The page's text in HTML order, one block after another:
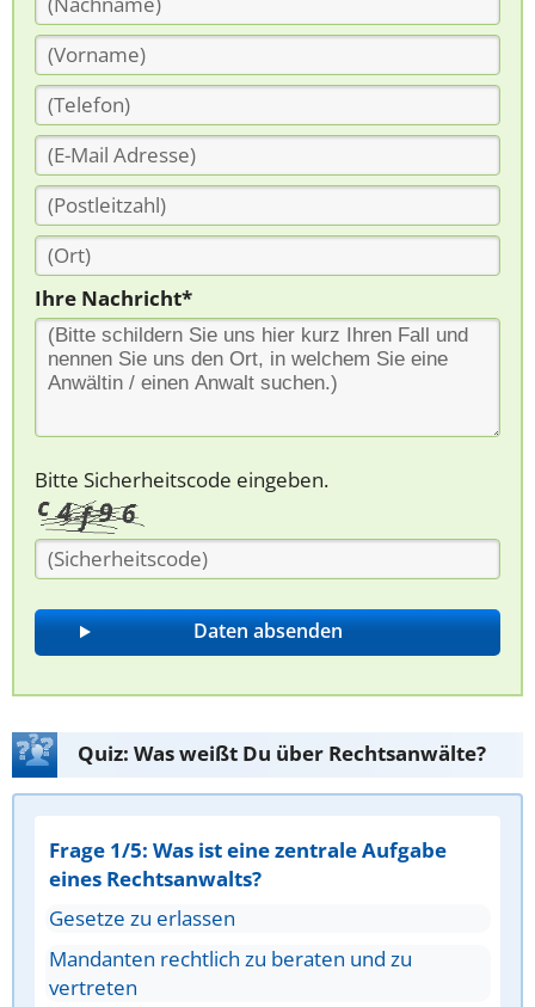
Ihre Nachricht*
Bitte Sicherheitscode eingeben.
Quiz: Was weißt Du über Rechtsanwälte?
Frage 1/5: Was ist eine zentrale Aufgabe
eines Rechtsanwalts?
Gesetze zu erlassen
Mandanten rechtlich zu beraten und zu
vertreten